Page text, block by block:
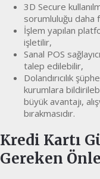
3D Secure
sorumluluğu daha
İşlem yapılan
işletilir,
Sanal POS
talep edilebilir,
Dolandırıcılık
kurumlara
büyük avantajı,
bırakmasıdır.
Kredi Kartı
Gereken